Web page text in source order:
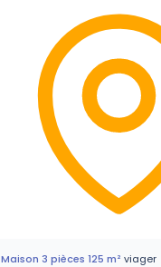
Maison 3 pièces 125 m² viager